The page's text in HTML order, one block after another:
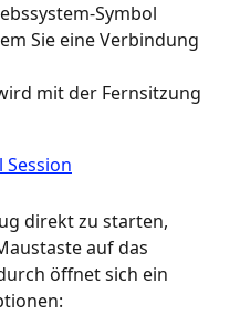
Symbol
Sie eine Verbindung
mit der Fernsitzung
direkt zu starten,
auf das
öffnet sich ein